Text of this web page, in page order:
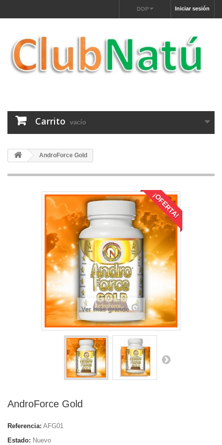
Iniciar sesión
DOP
Carrito vacío
AndroForce Gold
¡OFERTA!
Ver más grande
AndroForce Gold
Referencia: AFG01
Estado: Nuevo